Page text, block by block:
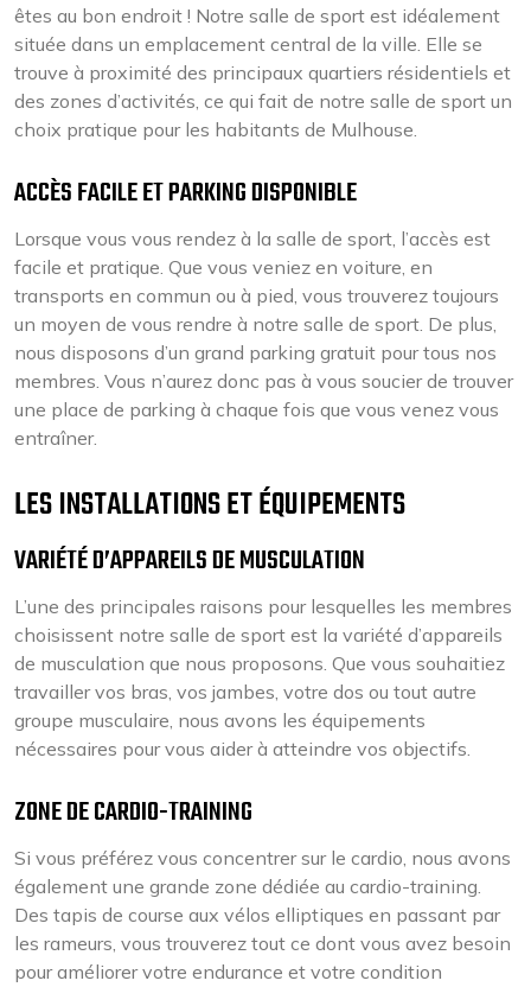
êtes au bon endroit ! Notre salle de sport est idéalement
située dans un emplacement central de la ville. Elle se
trouve à proximité des principaux quartiers résidentiels et
des zones d’activités, ce qui fait de notre salle de sport un
choix pratique pour les habitants de Mulhouse.
ACCÈS FACILE ET PARKING DISPONIBLE
Lorsque vous vous rendez à la salle de sport, l’accès est
facile et pratique. Que vous veniez en voiture, en
transports en commun ou à pied, vous trouverez toujours
un moyen de vous rendre à notre salle de sport. De plus,
nous disposons d’un grand parking gratuit pour tous nos
membres. Vous n’aurez donc pas à vous soucier de trouver
une place de parking à chaque fois que vous venez vous
entraîner.
LES INSTALLATIONS ET ÉQUIPEMENTS
VARIÉTÉ D’APPAREILS DE MUSCULATION
L’une des principales raisons pour lesquelles les membres
choisissent notre salle de sport est la variété d’appareils
de musculation que nous proposons. Que vous souhaitiez
travailler vos bras, vos jambes, votre dos ou tout autre
groupe musculaire, nous avons les équipements
nécessaires pour vous aider à atteindre vos objectifs.
ZONE DE CARDIO-TRAINING
Si vous préférez vous concentrer sur le cardio, nous avons
également une grande zone dédiée au cardio-training.
Des tapis de course aux vélos elliptiques en passant par
les rameurs, vous trouverez tout ce dont vous avez besoin
pour améliorer votre endurance et votre condition